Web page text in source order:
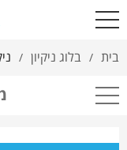
בית / בלוג ניקיון /